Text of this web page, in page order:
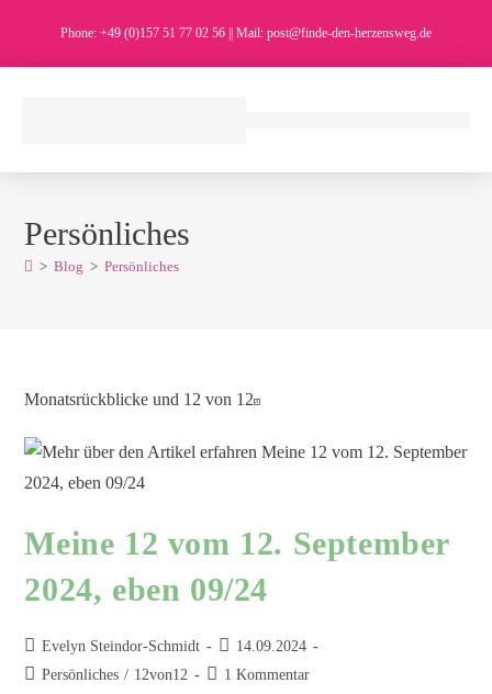
Phone: +49 (0)157 51 77 02 56 || Mail: post@finde-den-herzensweg.de
Persönliches
> Blog > Persönliches
Monatsrückblicke und 12 von 12
Meine 12 vom 12. September
2024, eben 09/24
Evelyn Steindor-Schmidt
14.09.2024
Persönliches / 12von12 1 Kommentar